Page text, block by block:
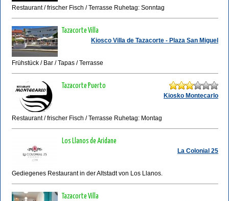
Restaurant / frischer Fisch / Terrasse Ruhetag: Sonntag
Kiosco Villa de Tazacorte - Plaza San Miguel
Tazacorte Villa
Frühstück / Bar / Tapas / Terrasse
Kiosko Montecarlo
Tazacorte Puerto
Restaurant / frischer Fisch / Terrasse Ruhetag: Montag
La Colonial 25
Los Llanos de Aridane
Gediegenes Restaurant in der Altstadt von Los Llanos.
Tazacorte Villa